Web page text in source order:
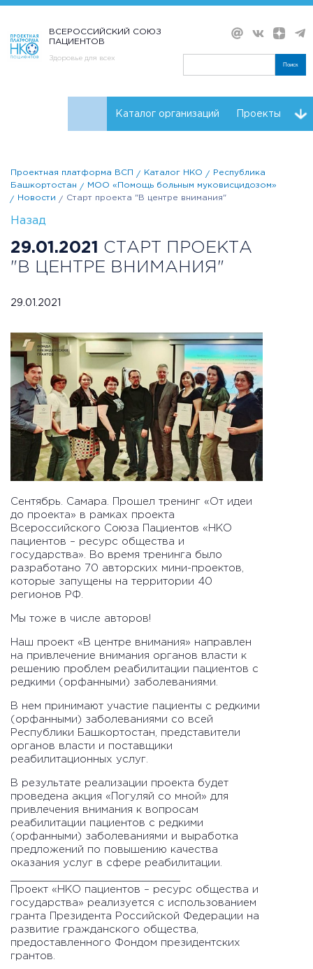
ВСЕРОССИЙСКИЙ СОЮЗ
ПАЦИЕНТОВ
Здоровье для всех
Поиск
Каталог организаций Проекты
Проектная платформа ВСП Каталог НКО
Республика
Башкортостан
МОО «Помощь больным муковисцидозом»
Новости
Старт проекта "В центре внимания"
Назад
29.01.2021
СТАРТ ПРОЕКТА
"В ЦЕНТРЕ ВНИМАНИЯ"
29.01.2021
Сентябрь. Самара. Прошел тренинг «От идеи
до проекта» в рамках проекта
Всероссийского Союза Пациентов «НКО
пациентов – ресурс общества и
государства». Во время тренинга было
разработано 70 авторских мини-проектов,
которые запущены на территории 40
регионов РФ.
Мы тоже в числе авторов!
Наш проект «В центре внимания» направлен
на привлечение внимания органов власти к
решению проблем реабилитации пациентов с
редкими (орфанными) заболеваниями.
В нем принимают участие пациенты с редкими
(орфанными) заболеваниями со всей
Республики Башкортостан, представители
органов власти и поставщики
реабилитационных услуг.
В результате реализации проекта будет
проведена акция «Погуляй со мной» для
привлечения внимания к вопросам
реабилитации пациентов с редкими
(орфанными) заболеваниями и выработка
предложений по повышению качества
оказания услуг в сфере реабилитации.
Проект «НКО пациентов – ресурс общества и
государства» реализуется с использованием
гранта Президента Российской Федерации на
развитие гражданского общества,
предоставленного Фондом президентских
грантов.